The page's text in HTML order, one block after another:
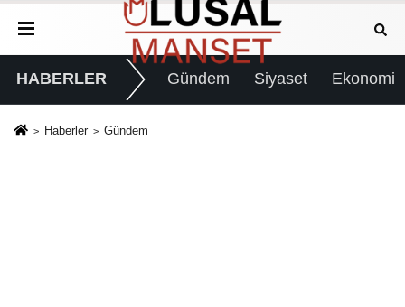
HABERLER Gündem Siyaset Ekonomi
Haberler Gündem